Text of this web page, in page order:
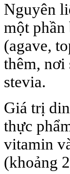
Nguyên
một phần
(agave,
thêm, nơi
stevia.
Giá trị
thực
vitamin
(khoảng